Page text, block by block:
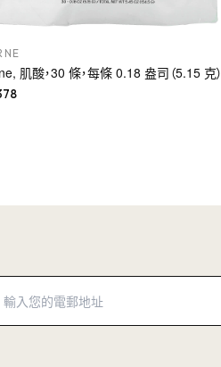
肌酸，30 條，每條 0.18 盎司（5.15 克）